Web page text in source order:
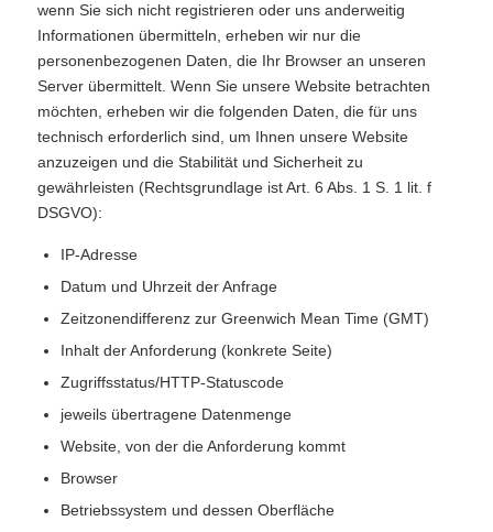
wenn Sie sich nicht registrieren oder uns anderweitig
Informationen übermitteln, erheben wir nur die
personenbezogenen Daten, die Ihr Browser an unseren
Server übermittelt. Wenn Sie unsere Website betrachten
möchten, erheben wir die folgenden Daten, die für uns
technisch erforderlich sind, um Ihnen unsere Website
anzuzeigen und die Stabilität und Sicherheit zu
gewährleisten (Rechtsgrundlage ist Art. 6 Abs. 1 S. 1 lit. f
DSGVO):
IP-Adresse
Datum und Uhrzeit der Anfrage
Zeitzonendifferenz zur Greenwich Mean Time (GMT)
Inhalt der Anforderung (konkrete Seite)
Zugriffsstatus/HTTP-Statuscode
jeweils übertragene Datenmenge
Website, von der die Anforderung kommt
Browser
Betriebssystem und dessen Oberfläche